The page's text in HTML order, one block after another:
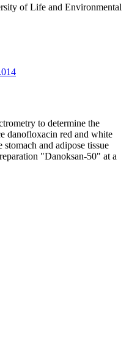
of Life and Environmental
to determine the
danofloxacin red and white
and adipose tissue
"Danoksan-50" at a